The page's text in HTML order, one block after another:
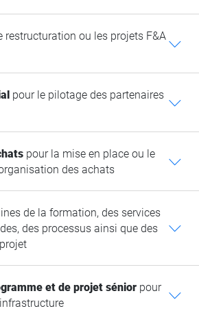
restructuration ou les projets F&A
c
pour le pilotage des partenaires
c
pour la mise en place ou le
des achats
c
de la formation, des services
des processus ainsi que des
c
et de projet sénior pour
c